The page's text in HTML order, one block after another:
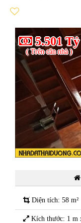
Gia đình
Phạm
Cường -
Dương
5.501 Tỷ
( Trên căn nhà )
Diện tích: 58 m²
Kích thước: 1 m